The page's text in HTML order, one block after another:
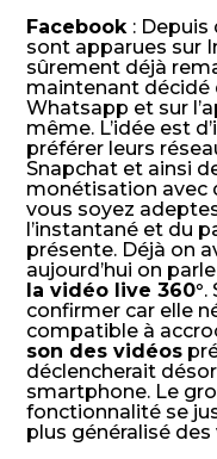
Facebook :
sont apparues sur
sûrement déjà
maintenant décidé
Whatsapp et sur
même. L’idée est
préférer leurs
Snapchat et ainsi
monétisation avec
vous soyez
l’instantané et du
présente. Déjà on
aujourd’hui on
la vidéo live 360°.
confirmer car elle
compatible à
son des vidéos
déclencherait
smartphone. Le
fonctionnalité se
plus généralisé